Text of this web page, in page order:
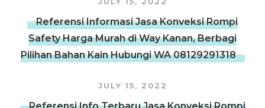
Referensi Informasi Jasa Konveksi Rompi
Safety Harga Murah di Way Kanan, Berbagi
Pilihan Bahan Kain Hubungi WA 08129291318
JULY 15, 2022